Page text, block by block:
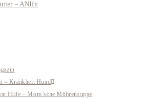
– ANIfit
– Krankheit Hund
Hilfe – Moro’sche Möhrensuppe